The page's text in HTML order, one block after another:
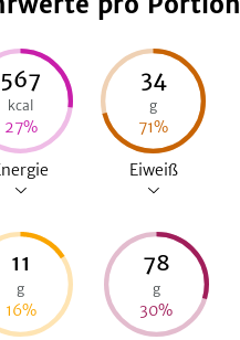
567
kcal
27%
34
g
71%
Eiweiß
11
g
16%
78
g
30%